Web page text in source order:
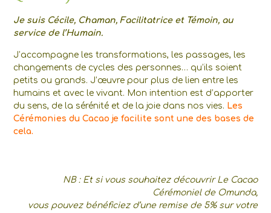
Je suis Cécile, Chaman, Facilitatrice et Témoin, au
service de l’Humain.
J’accompagne les transformations, les passages, les
changements de cycles des personnes… qu’ils soient
petits ou grands. J’œuvre pour plus de lien entre les
humains et avec le vivant. Mon intention est d’apporter
du sens, de la sérénité et de la joie dans nos vies. Les
Cérémonies du Cacao je facilite sont une des bases de
cela.
NB : Et si vous souhaitez découvrir Le Cacao
Cérémoniel de Omunda,
vous pouvez bénéficiez d’une remise de 5% sur votre